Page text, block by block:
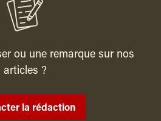
ou une remarque sur nos
articles ?
la rédaction